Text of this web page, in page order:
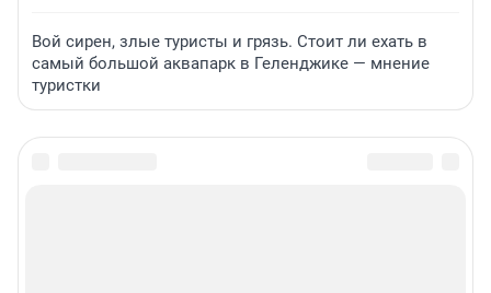
Вой сирен, злые туристы и грязь. Стоит ли ехать в
самый большой аквапарк в Геленджике — мнение
туристки